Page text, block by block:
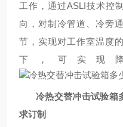
工作，通过ASLI技术控
向，对制冷管道、冷旁
节，实现对工作室温度
下，可实现
冷热交替冲击试验箱
求订制